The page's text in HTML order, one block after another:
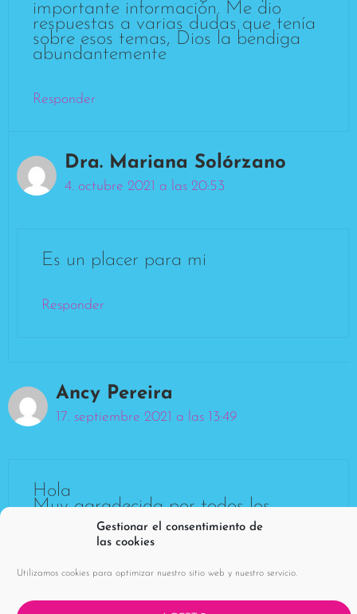
Gestionar el consentimiento de
las cookies
Utilizamos cookies para optimizar nuestro sitio web y nuestro servicio.
importante información. Me dio
respuestas a varias dudas que tenía
sobre esos temas, Dios la bendiga
abundantemente
Responder
Dra. Mariana Solórzano
4. octubre 2021 a las 20:53
Es un placer para mi
Responder
Ancy Pereira
17. septiembre 2021 a las 13:49
Hola
Muy agradecida por todos los
consejos y enseñanza….eres muy
clara en todas las explicaciones….
Muchas gracias … bendiciones….
Responder